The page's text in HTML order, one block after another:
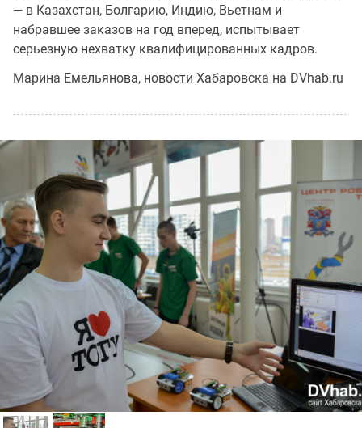
— в Казахстан, Болгарию, Индию, Вьетнам и
набравшее заказов на год вперед, испытывает
серьезную нехватку квалифицированных кадров.
Марина Емельянова, новости Хабаровска на DVhab.ru